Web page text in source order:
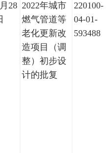
28 2022年城市
燃气管道等
老化更新改
造项目（调
整）初步设
计的批复
220100-
04-01-
593488